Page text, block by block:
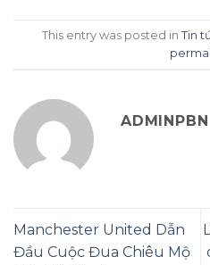
This entry was posted in Tin
ADMINPBN
Manchester United Dẫn
Đầu Cuộc Đua Chiêu Mộ